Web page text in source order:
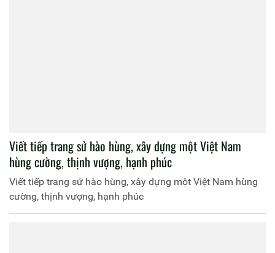
Viết tiếp trang sử hào hùng, xây dựng một Việt Nam
hùng cường, thịnh vượng, hạnh phúc
Viết tiếp trang sử hào hùng, xây dựng một Việt Nam hùng
cường, thịnh vượng, hạnh phúc